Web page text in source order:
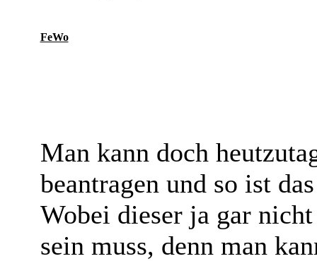
FeWo
Man kann doch
beantragen und so ist
Wobei dieser ja gar
sein muss, denn man